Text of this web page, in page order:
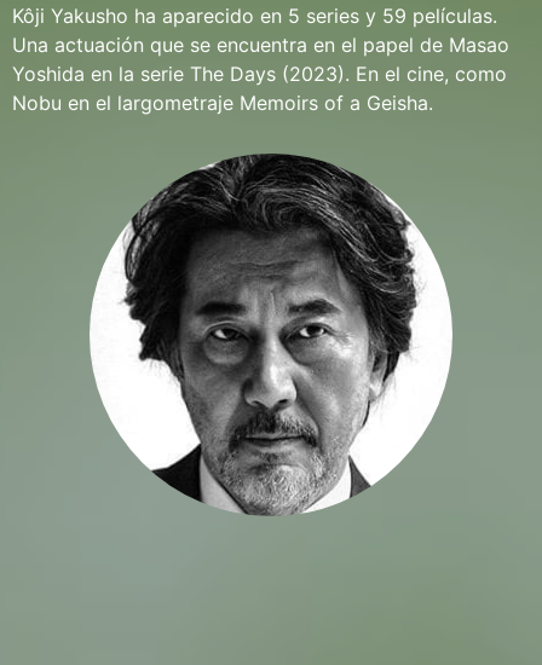
Kôji Yakusho ha aparecido en 5 series y 59 películas.
Una actuación que se encuentra en el papel de Masao
Yoshida en la serie The Days (2023). En el cine, como
Nobu en el largometraje Memoirs of a Geisha.